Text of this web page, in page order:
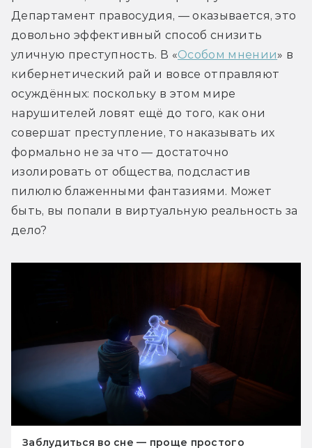
Департамент правосудия, — оказывается, это
довольно эффективный способ снизить
уличную преступность. В «Особом мнении» в
кибернетический рай и вовсе отправляют
осуждённых: поскольку в этом мире
нарушителей ловят ещё до того, как они
совершат преступление, то наказывать их
формально не за что — достаточно
изолировать от общества, подсластив
пилюлю блаженными фантазиями. Может
быть, вы попали в виртуальную реальность за
дело?
Заблудиться во сне — проще простого